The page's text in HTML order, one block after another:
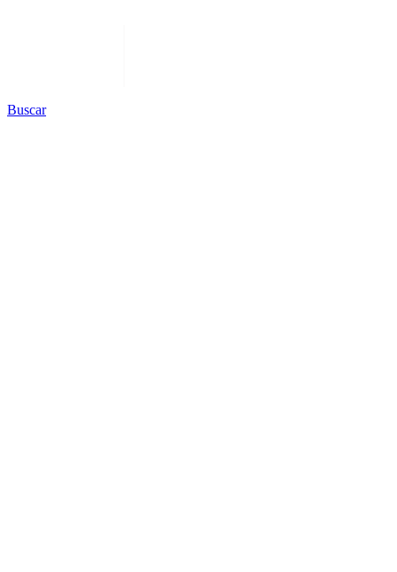
Buscar